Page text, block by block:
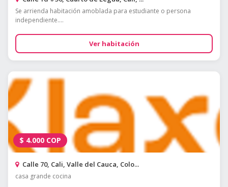
Se arrienda habitación amoblada para estudiante o persona
independiente....
Ver habitación
$ 4.000 COP
Calle 70, Cali, Valle del Cauca, Colo...
casa grande cocina